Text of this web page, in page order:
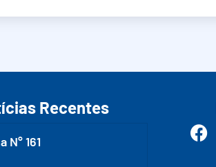
Recentes
N° 161